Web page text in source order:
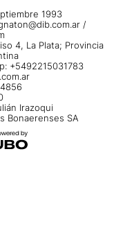
1993
/
4, La Plata; Provincia
+5492215031783
Irazoqui
Bonaerenses SA